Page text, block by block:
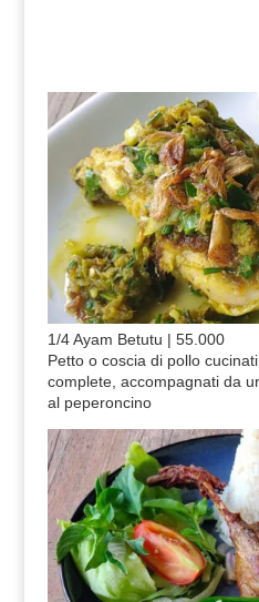
1/4 Ayam Betutu | 55.000
Petto o coscia di pollo
complete, accompagnati da
al peperoncino